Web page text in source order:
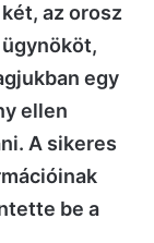
az orosz
egy
ellen
A sikeres
be a